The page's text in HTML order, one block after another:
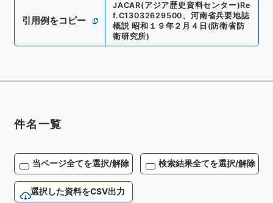
引用例をコピー
JACAR(アジア歴史資料センター)Re
f.C13032629500、 河南省兵要地誌
概説 昭和１９年２月４日 (防衛省防
衛研究所)
件名一覧
当ページ全てを選択/解除 検索結果全てを選択/解除
選択した資料をCSV出力